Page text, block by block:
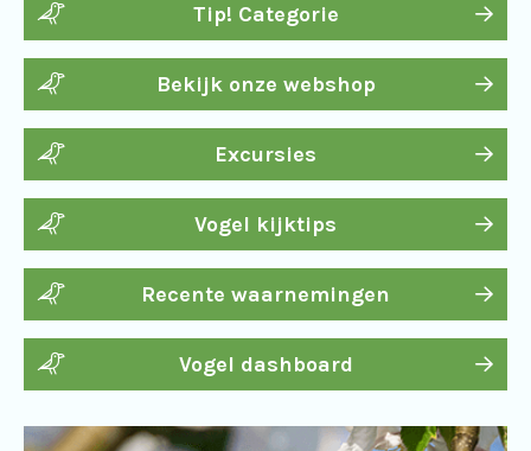
Tip! Categorie
Bekijk onze webshop
Excursies
Vogel kijktips
Recente waarnemingen
Vogel dashboard